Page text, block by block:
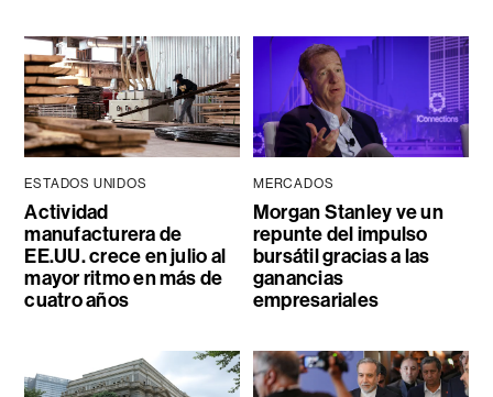
ESTADOS UNIDOS
Actividad
manufacturera de
EE.UU. crece en julio al
mayor ritmo en más de
cuatro años
MERCADOS
Morgan Stanley ve un
repunte del impulso
bursátil gracias a las
ganancias
empresariales